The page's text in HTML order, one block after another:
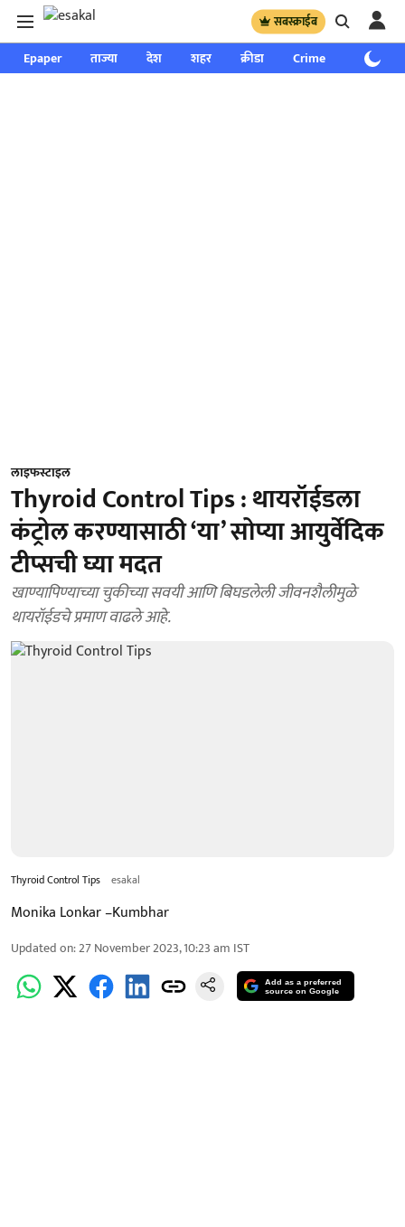
सबस्क्राईब
Epaper ताज्या देश शहर क्रीडा Crime साप्ताहिक
लाइफस्टाइल
Thyroid Control Tips : थायरॉईडला
कंट्रोल करण्यासाठी ‘या’ सोप्या आयुर्वेदिक
टीप्सची घ्या मदत
खाण्यापिण्याच्या चुकीच्या सवयी आणि बिघडलेली जीवनशैलीमुळे
थायरॉईडचे प्रमाण वाढले आहे.
Thyroid Control Tips esakal
Monika Lonkar –Kumbhar
Updated on:27 November 2023, 10:23 am IST
Add as a preferred
source on Google